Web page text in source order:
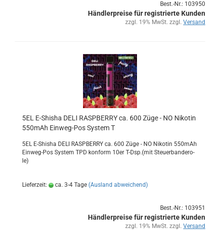
Best.-Nr.: 103950
Händlerpreise für registrierte Kunden
zzgl. 19% MwSt. zzgl. Versand
5EL E-​Shi­sha DELI RASPBER­RY ca. 600 Züge - NO Ni­ko­tin
550mAh Einweg-​​Pos Sys­tem T
5EL E-​Shisha DELI RASPBER­RY ca. 600 Züge - NO Ni­ko­tin 550mAh
Einweg-​Pos Sys­tem TPD kon­form 10er T-Dsp.(mit Steu­er­ban­de­ro­
le)
Lieferzeit: ca. 3-4 Tage (Ausland abweichend)
Best.-Nr.: 103951
Händlerpreise für registrierte Kunden
zzgl. 19% MwSt. zzgl. Versand